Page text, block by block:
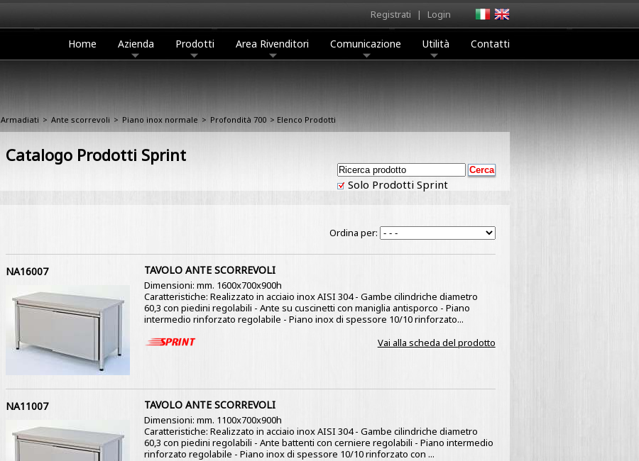
Registrati | Login
Home Azienda Prodotti Area Rivenditori Comunicazione Utilità Contatti
Armadiati > Ante scorrevoli > Piano inox normale > Profondità 700 > Elenco Prodotti
Catalogo Prodotti Sprint
Solo Prodotti Sprint
Ordina per:
NA16007 TAVOLO ANTE SCORREVOLI
Dimensioni: mm. 1600x700x900h
Caratteristiche: Realizzato in acciaio inox AISI 304 - Gambe cilindriche diametro
60,3 con piedini regolabili - Ante su cuscinetti con maniglia antisporco - Piano
intermedio rinforzato regolabile - Piano inox di spessore 10/10 rinforzato...
Vai alla scheda del prodotto
NA11007 TAVOLO ANTE SCORREVOLI
Dimensioni: mm. 1100x700x900h
Caratteristiche: Realizzato in acciaio inox AISI 304 - Gambe cilindriche diametro
60,3 con piedini regolabili - Ante battenti con cerniere regolabili - Piano intermedio
rinforzato regolabile - Piano inox di spessore 10/10 rinforzato con ...